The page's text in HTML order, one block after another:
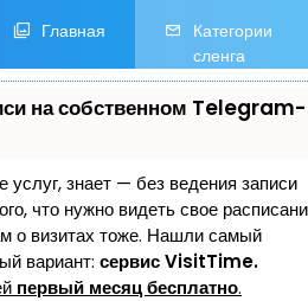
Главная
Категории
сленга
на собственном Telegram-
услуг, знает — без ведения записи
что нужно видеть свое
о визитах тоже. Нашли самый
вариант: сервис VisitTime.
первый месяц бесплатно.